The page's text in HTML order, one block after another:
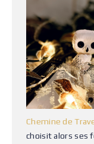
Chemine de
choisit alors ses